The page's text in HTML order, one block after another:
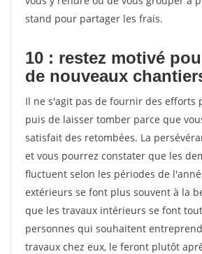
stand pour partager les frais.
10 : restez motivé
de nouveaux
Il ne s'agit pas de fournir des efforts
puis de laisser tomber parce que
satisfait des retombées. La
et vous pourrez constater que les
fluctuent selon les périodes de
extérieurs se font plus souvent à la
que les travaux intérieurs se font
personnes qui souhaitent
travaux chez eux, le feront plutôt